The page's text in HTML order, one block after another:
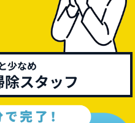
少なめ
スタッフ